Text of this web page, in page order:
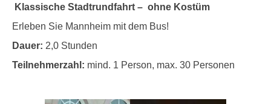
Klassische Stadtrundfahrt – ohne Kostüm
Erleben Sie Mannheim mit dem Bus!
Dauer: 2,0 Stunden
Teilnehmerzahl: mind. 1 Person, max. 30 Personen